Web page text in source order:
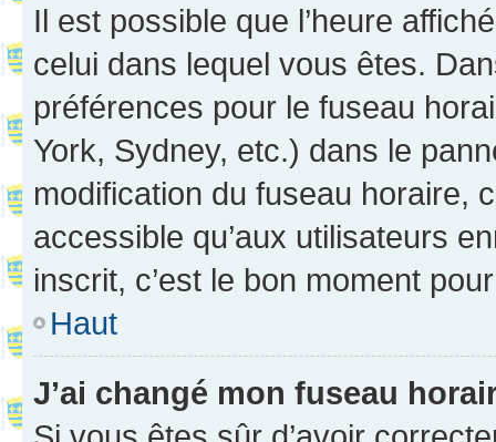
Il est possible que l’heure
celui dans lequel vous êtes.
préférences pour le fuseau
York, Sydney, etc.) dans le
modification du fuseau horaire,
accessible qu’aux utilisateurs
inscrit, c’est le bon moment
Haut
J’ai changé mon fuseau